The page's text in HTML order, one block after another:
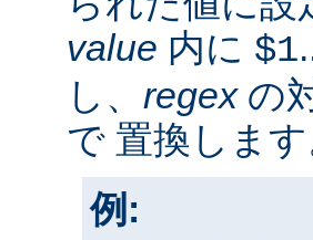
value 内に $1
し、 regexの
で 置換します
例: